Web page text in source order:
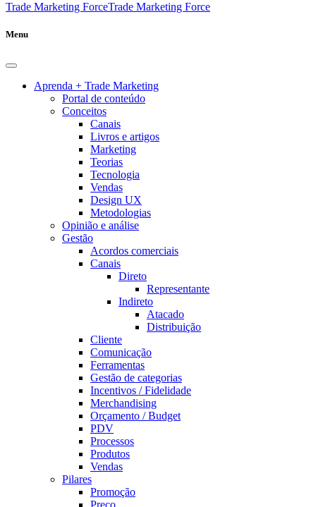
Trade Marketing ForceTrade Marketing Force
Menu
Aprenda + Trade Marketing
Portal de conteúdo
Conceitos
Canais
Livros e artigos
Marketing
Teorias
Tecnologia
Vendas
Design UX
Metodologias
Opinião e análise
Gestão
Acordos comerciais
Canais
Direto
Representante
Indireto
Atacado
Distribuição
Cliente
Comunicação
Ferramentas
Gestão de categorias
Incentivos / Fidelidade
Merchandising
Orçamento / Budget
PDV
Processos
Produtos
Vendas
Pilares
Promoção